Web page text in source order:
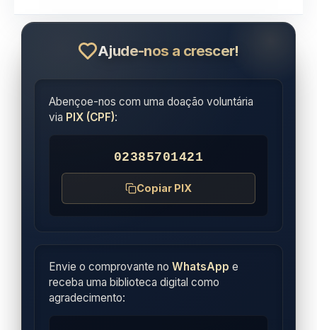
Ajude-nos a crescer!
Abençoe-nos com uma doação voluntária
via PIX (CPF):
02385701421
Copiar PIX
Envie o comprovante noWhatsApp e
receba uma biblioteca digital como
agradecimento: